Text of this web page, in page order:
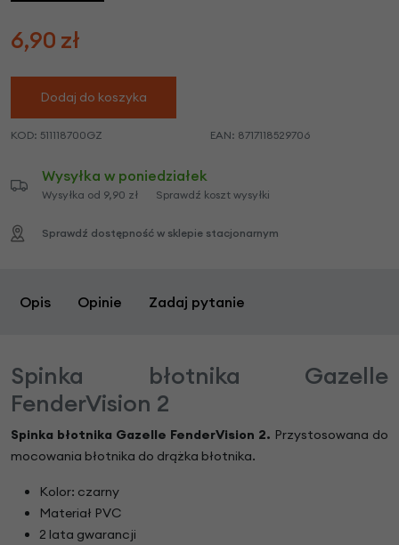
6,90 zł
Dodaj do koszyka
KOD: 511118700GZ EAN: 8717118529706
Wysyłka w poniedziałek
Wysyłka od 9,90 zł Sprawdź koszt wysyłki
Sprawdź dostępność w sklepie stacjonarnym
Opis Opinie Zadaj pytanie
Spinka błotnika Gazelle
FenderVision 2
Spinka błotnika Gazelle FenderVision 2. Przystosowana do
mocowania błotnika do drążka błotnika.
Kolor: czarny
Materiał PVC
2 lata gwarancji